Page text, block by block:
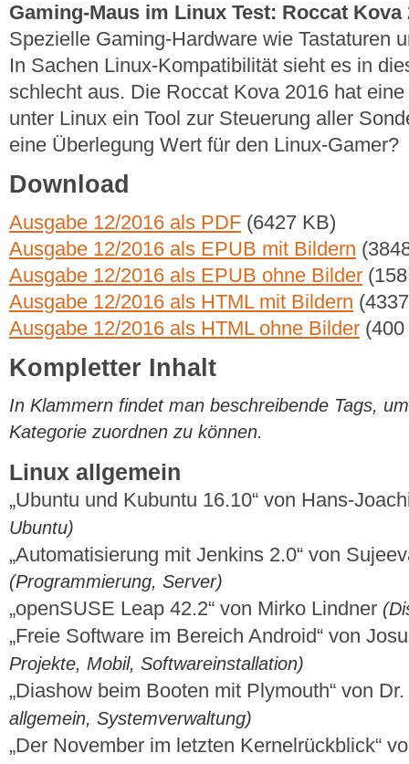
Gaming-Maus im Linux Test: Roccat Kova
Spezielle Gaming-Hardware wie Tastaturen
In Sachen Linux-Kompatibilität sieht es in
schlecht aus. Die Roccat Kova 2016 hat
unter Linux ein Tool zur Steuerung aller
eine Überlegung Wert für den Linux-Gamer?
Download
Ausgabe 12/2016 als PDF (6427 KB)
Ausgabe 12/2016 als EPUB mit Bildern
Ausgabe 12/2016 als EPUB ohne Bilder
Ausgabe 12/2016 als HTML mit Bildern
Ausgabe 12/2016 als HTML ohne Bilder
Kompletter Inhalt
In Klammern findet man beschreibende Tags,
Kategorie zuordnen zu können.
Linux allgemein
„Ubuntu und Kubuntu 16.10“ von Hans-
Ubuntu)
„Automatisierung mit Jenkins 2.0“ von
(Programmierung, Server)
„openSUSE Leap 42.2“ von Mirko Lindner
„Freie Software im Bereich Android“ von
Projekte, Mobil, Softwareinstallation)
„Diashow beim Booten mit Plymouth“ von
allgemein, Systemverwaltung)
„Der November im letzten Kernelrückblick“